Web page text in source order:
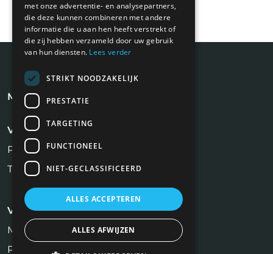
Meest recente blogs
Voor werkgevers
Plaats vacature
Tarieven
Voor kandidaten
Makelaar Vacatures
Profiel aanmaken
met onze advertentie- en analysepartners,
die deze kunnen combineren met andere
informatie die u aan hen heeft verstrekt of
die zij hebben verzameld door uw gebruik
van hun diensten. Lees verder
STRIKT NOODZAKELIJK
PRESTATIE
TARGETING
FUNCTIONEEL
NIET-GECLASSIFICEERD
ALLES ACCEPTEREN
ALLES AFWIJZEN